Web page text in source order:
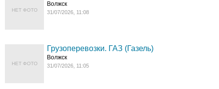
НЕТ ФОТО
Волжск
31/07/2026, 11:08
НЕТ ФОТО
Грузоперевозки. ГАЗ (Газель)
Волжск
31/07/2026, 11:05